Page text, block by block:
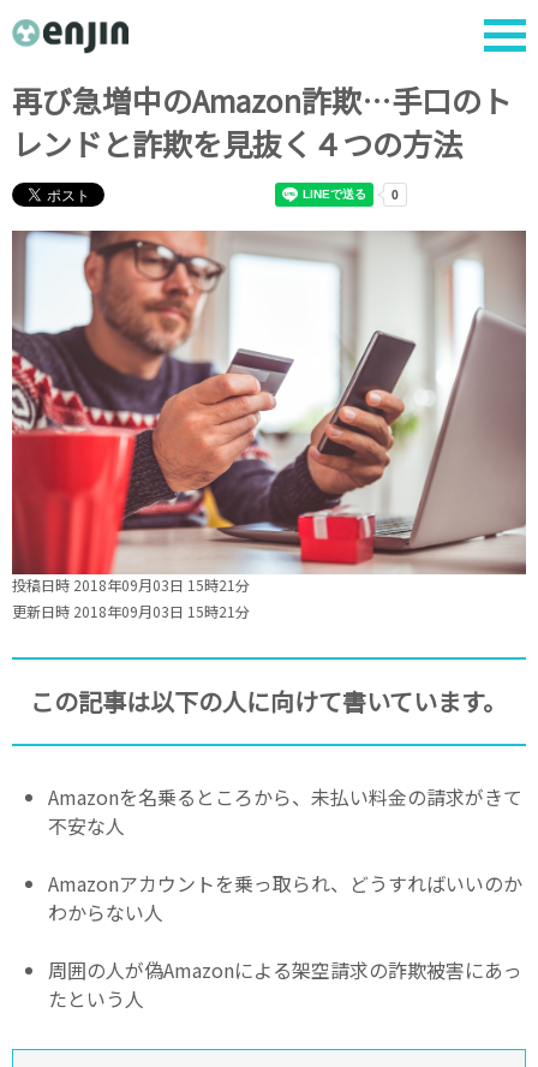
再び急増中のAmazon詐欺…手口のト
レンドと詐欺を見抜く４つの方法
投稿日時 2018年09月03日 15時21分
更新日時 2018年09月03日 15時21分
この記事は以下の人に向けて書いています。
Amazonを名乗るところから、未払い料金の請求がきて
不安な人
Amazonアカウントを乗っ取られ、どうすればいいのか
わからない人
周囲の人が偽Amazonによる架空請求の詐欺被害にあっ
たという人